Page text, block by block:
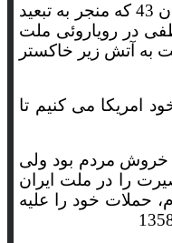
13 آبان رخدادی جریان ساز و تحول برانگیز در تاریخ کشور ما همچنان نقطه پرگار در عرصه دیپلماسی جهانی و آوردگاههای میدانی است. تفاوت 13 آبان 43 که منجر به تبعید
در رویاروئی ملت
به آتش زیر خاکستر
به هیجان آورد. حاکمیت در پی توقف خروش مردم بود ولی
اما 13 آبان58 جلوه دیگری از انقلابیگری و بصیرت را در ملت ایران
حملات خود را علیه